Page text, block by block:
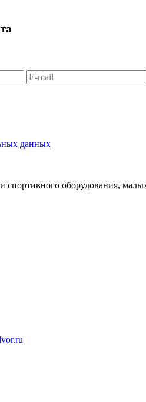
данных
оборудования,